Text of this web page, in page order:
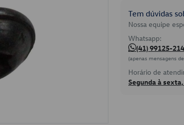
Tem dúvidas
Nossa equipe
Whatsapp:
(41) 99125-
(apenas mensagens
Horário de
Segunda à